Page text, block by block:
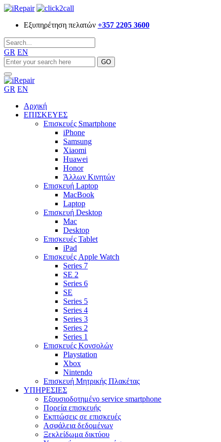
Εξυπηρέτηση πελατών +357 2205 3600
GR EN
GR EN
Αρχική
ΕΠΙΣΚΕΥΕΣ
Επισκευές Smartphone
iPhone
Samsung
Xiaomi
Huawei
Honor
Άλλων Κινητών
Επισκευή Laptop
MacBook
Laptop
Επισκευή Desktop
Mac
Desktop
Επισκευές Tablet
iPad
Επισκευές Apple Watch
Series 7
SE 2
Series 6
SE
Series 5
Series 4
Series 3
Series 2
Series 1
Επισκευές Κονσολών
Playstation
Xbox
Nintendo
Επισκευή Μητρικής Πλακέτας
YΠΗΡΕΣΙΕΣ
Εξουσιοδοτημένο service smartphone
Πορεία επισκευής
Εκπτώσεις σε επισκευές
Ασφάλεια δεδομένων
Ξεκλείδωμα δικτύου